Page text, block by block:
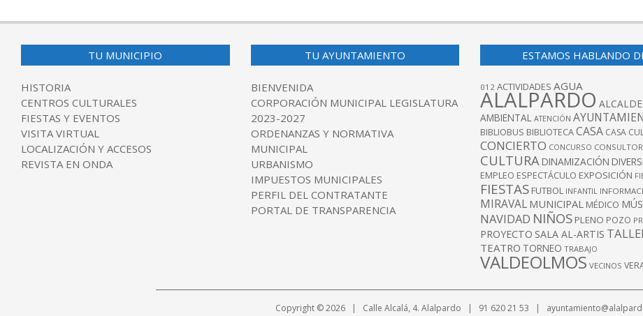
TU MUNICIPIO
HISTORIA
CENTROS CULTURALES
FIESTAS Y EVENTOS
VISITA VIRTUAL
LOCALIZACIÓN Y ACCESOS
REVISTA EN ONDA
TU AYUNTAMIENTO
BIENVENIDA
CORPORACIÓN MUNICIPAL LEGISLATURA
2023-2027
ORDENANZAS Y NORMATIVA
MUNICIPAL
URBANISMO
IMPUESTOS MUNICIPALES
PERFIL DEL CONTRATANTE
PORTAL DE TRANSPARENCIA
ESTAMOS HABLANDO
012 ACTIVIDADES AGUA
ALALPARDO ALCALDE
AMBIENTAL ATENCIÓN
BIBLIOBUS BIBLIOTECACASA CASA
CONCIERTO CONCURSO
CULTURA DINAMIZACIÓN
EMPLEO ESPECTÁCULO EXPOSICIÓN
FIESTAS FUTBOL INFANTIL
MIRAVAL MUNICIPAL MÉDICO
NAVIDAD NIÑOS PLENO POZO
PROYECTO SALA AL-ARTIS
TEATRO TORNEO TRABAJO
VALDEOLMOS VECINOS
Copyright © 2026 | Calle Alcalá, 4. Alalpardo | 91 620 21 53 |